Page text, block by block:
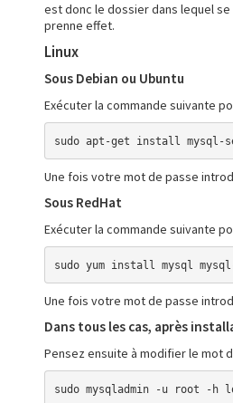
est donc le dossier dans lequel
prenne effet.
Linux
Sous Debian ou Ubuntu
Exécuter la commande suivante
sudo apt-get install mysql-
Une fois votre mot de passe
Sous RedHat
Exécuter la commande suivante
sudo yum install mysql
Une fois votre mot de passe
Dans tous les cas, après
Pensez ensuite à modifier le mot
sudo mysqladmin -u root -h